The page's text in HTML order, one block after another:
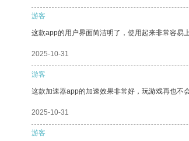
游客
这款app的用户界面简洁明了，使用起来非常容易
2025-10-31
游客
这款加速器app的加速效果非常好，玩游戏再也不
2025-10-31
游客